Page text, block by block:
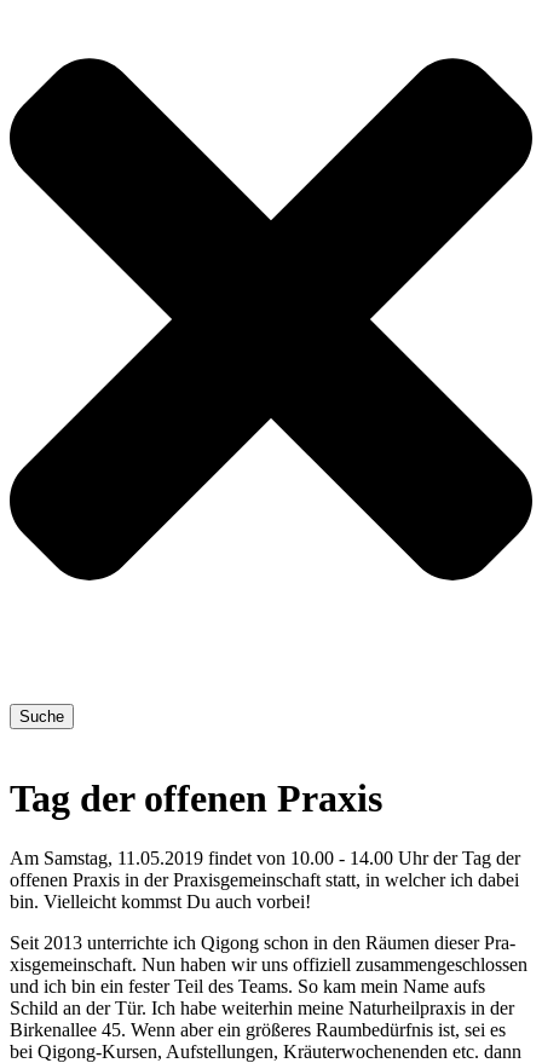
Suche
Tag der offenen Praxis
Am Samstag, 11.05.2019 findet von 10.00 - 14.00 Uhr der Tag der
offenen Praxis in der Praxisgemeinschaft statt, in welcher ich dabei
bin. Vielleicht kommst Du auch vorbei!
Seit 2013 unter­rich­te ich Qigong schon in den Räu­men die­ser Pra­
xis­ge­mein­schaft. Nun haben wir uns offi­zi­ell zusam­men­ge­schlos­sen
und ich bin ein fes­ter Teil des Teams. So kam mein Name aufs
Schild an der Tür. Ich habe wei­ter­hin mei­ne Natur­heil­pra­xis in der
Bir­ken­al­lee 45. Wenn aber ein grö­ße­res Raum­be­dürf­nis ist, sei es
bei Qigong-Kur­sen, Auf­stel­lun­gen, Kräu­ter­wo­chen­en­den etc. dann